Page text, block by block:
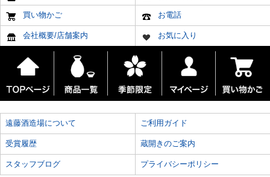
買い物かご お電話
会社概要/店舗案内 お気に入り
遠藤酒造場について ご利用ガイド
受賞履歴 蔵開きのご案内
スタッフブログ プライバシーポリシー